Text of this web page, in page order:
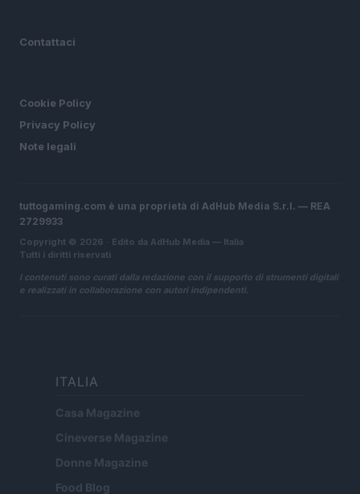
Contattaci
Cookie Policy
Privacy Policy
Note legali
tuttogaming.com è una proprietà di AdHub Media S.r.l. — REA
2729933
Copyright © 2026 · Edito da AdHub Media — Italia
Tutti i diritti riservati
I contenuti sono curati dalla redazione con il supporto di strumenti digitali
e realizzati in collaborazione con autori indipendenti.
ITALIA
Casa Magazine
Cineverse Magazine
Donne Magazine
Food Blog